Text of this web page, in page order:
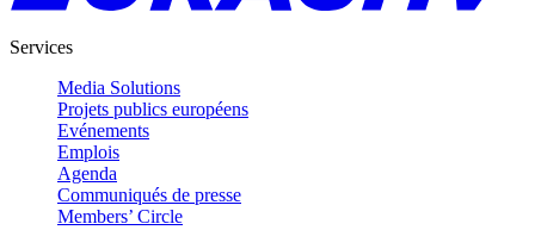
Services
Media Solutions
Projets publics européens
Evénements
Emplois
Agenda
Communiqués de presse
Members’ Circle